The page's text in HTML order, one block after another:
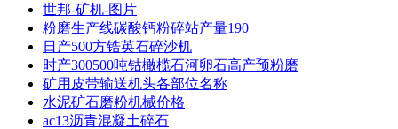
世邦-矿机-图片
粉磨生产线碳酸钙粉碎站产量190
日产500方锆英石碎沙机
时产300500吨钴橄榄石河卵石高产预粉磨
矿用皮带输送机头各部位名称
水泥矿石磨粉机械价格
ac13沥青混凝土碎石